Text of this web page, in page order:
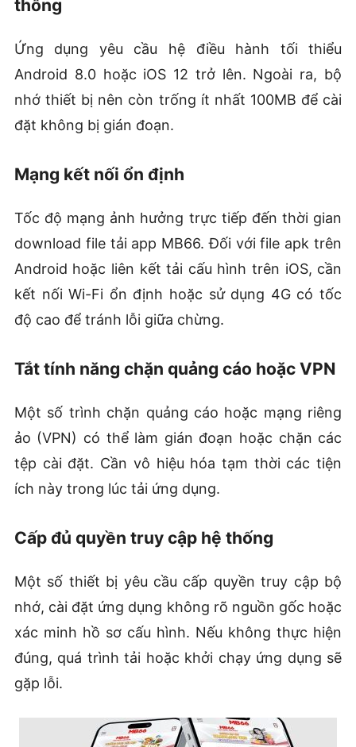
thống
Ứng dụng yêu cầu hệ điều hành tối thiểu
Android 8.0 hoặc iOS 12 trở lên. Ngoài ra, bộ
nhớ thiết bị nên còn trống ít nhất 100MB để cài
đặt không bị gián đoạn.
Mạng kết nối ổn định
Tốc độ mạng ảnh hưởng trực tiếp đến thời gian
download file tải app MB66. Đối với file apk trên
Android hoặc liên kết tải cấu hình trên iOS, cần
kết nối Wi-Fi ổn định hoặc sử dụng 4G có tốc
độ cao để tránh lỗi giữa chừng.
Tắt tính năng chặn quảng cáo hoặc VPN
Một số trình chặn quảng cáo hoặc mạng riêng
ảo (VPN) có thể làm gián đoạn hoặc chặn các
tệp cài đặt. Cần vô hiệu hóa tạm thời các tiện
ích này trong lúc tải ứng dụng.
Cấp đủ quyền truy cập hệ thống
Một số thiết bị yêu cầu cấp quyền truy cập bộ
nhớ, cài đặt ứng dụng không rõ nguồn gốc hoặc
xác minh hồ sơ cấu hình. Nếu không thực hiện
đúng, quá trình tải hoặc khởi chạy ứng dụng sẽ
gặp lỗi.